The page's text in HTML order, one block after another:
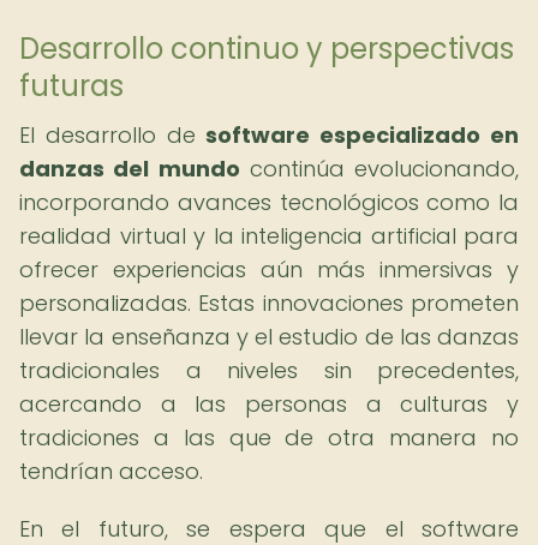
Desarrollo continuo y perspectivas
futuras
El desarrollo desoftware especializado en
danzas del mundo continúa evolucionando,
incorporando avances tecnológicos como la
realidad virtual y la inteligencia artificial para
ofrecer experiencias aún más inmersivas y
personalizadas. Estas innovaciones prometen
llevar la enseñanza y el estudio de las danzas
tradicionales a niveles sin precedentes,
acercando a las personas a culturas y
tradiciones a las que de otra manera no
tendrían acceso.
En el futuro, se espera que el software